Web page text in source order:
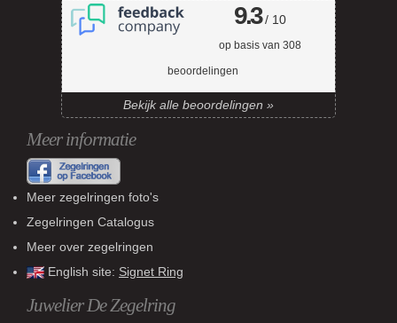
9.3/ 10
op basis van 308
beoordelingen
Bekijk alle beoordelingen »
Meer informatie
Meer zegelringen foto's
Zegelringen Catalogus
Meer over zegelringen
English site: Signet Ring
Juwelier De Zegelring